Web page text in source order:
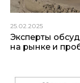
25.02.2025
Эксперты
на рынке и